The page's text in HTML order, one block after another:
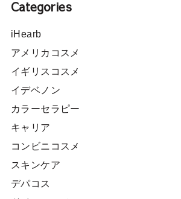
Categories
iHearb
アメリカコスメ
イギリスコスメ
イデベノン
カラーセラピー
キャリア
コンビニコスメ
スキンケア
デパコス